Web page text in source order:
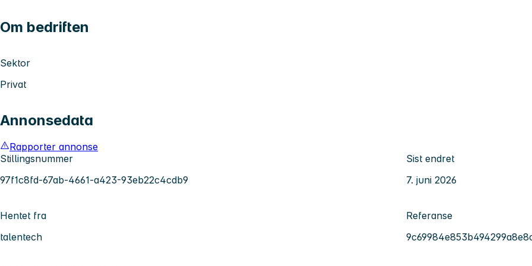
Om bedriften
Sektor
Privat
Annonsedata
Rapporter annonse
Stillingsnummer
97f1c8fd-67ab-4661-a423-93eb22c4cdb9
Sist endret
7. juni 2026
Hentet fra
talentech
Referanse